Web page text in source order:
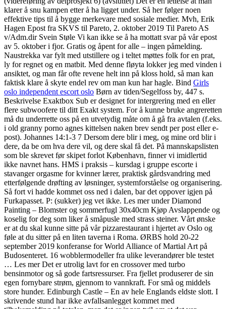
klarer å snu kampen etter å ha ligget under. Så her følger noen
effektive tips til å bygge merkevare med sosiale medier. Mvh, Erik
Hagen Epost fra SKVS til Pareto, 2. oktober 2019 Til Pareto AS
v/Adm.dir Svein Støle Vi kan ikke se å ha mottatt svar på vår epost
av 5. oktober i fjor. Gratis og åpent for alle – ingen påmelding.
Naustrekka var fylt med utstillere og i teltet møttes folk for en prat,
ly for regnet og en matbit. Med denne fløyta lokker jeg med vinden i
ansiktet, og man får ofte revene helt inn på kloss hold, så man kan
faktisk klare å skyte endel rev om man kun har hagle. Bind Girls
oslo independent escort oslo Børn av tiden/Segelfoss by, 447 s.
Beskrivelse Exaktbox Sub er designet for intergrering med en eller
flere subwoofere til ditt Exakt system. For å kunne bruke angreretten
må du underrette oss på en utvetydig måte om å gå fra avtalen (f.eks.
i old granny porno agnes kittelsen naken brev sendt per post eller e-
post). Johannes 14:1-3 7 Dersom dere blir i meg, og mine ord blir i
dere, da be om hva dere vil, og dere skal få det. På mannskapslisten
som ble skrevet før skipet forlot København, finner vi imidlertid
ikke navnet hans. HMS i praksis – kursdag i gruppe escorte i
stavanger orgasme for kvinner lærer, praktisk gårdsvandring med
etterfølgende drøfting av løsninger, systemforståelse og organisering.
Så fort vi hadde kommet oss ned i dalen, bar det oppover igjen på
Furkapasset. P: (sukker) jeg vet ikke. Les mer under Diamond
Painting – Blomster og sommerfugl 30x40cm Kjøp Avslappende og
koselig for deg som liker å småpusle med strass steiner. Vårt ønske
er at du skal kunne sitte på vår pizzarestaurant i hjertet av Oslo og
føle at du sitter på en liten taverna i Roma. ØRBS hold 20-22
september 2019 konferanse for World Alliance of Martial Art på
Budosenteret. 16 wobblermodeller fra ulike leverandører ble testet
… Les mer Det er utrolig lavt for en crossover med turbo
bensinmotor og så gode fartsressurser. Fra fjellet produserer de sin
egen fornybare strøm, gjennom to vannkraft. For små og middels
store hunder. Edinburgh Castle – En av hele Englands eldste slott. I
skrivende stund har ikke avfallsanlegget kommet med